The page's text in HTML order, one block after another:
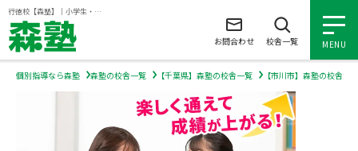
行徳校【森塾】｜小学生・中学生・高校生の個別指導塾・学習塾
MENU
小学生の個別指導
お問合わせ 校舎一覧
個別指導なら森塾 森塾の校舎一覧 【千葉県】森塾の校舎一覧 【市川市】森塾の校舎一覧